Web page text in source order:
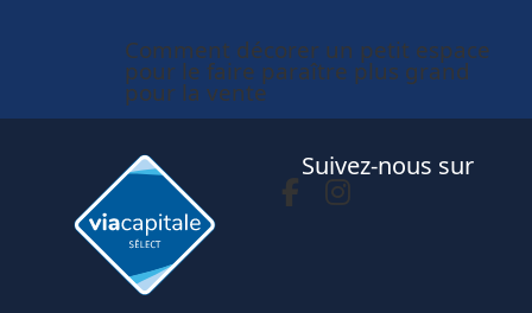
Comment décorer un petit espace
pour le faire paraître plus grand
pour la vente
Suivez-nous sur